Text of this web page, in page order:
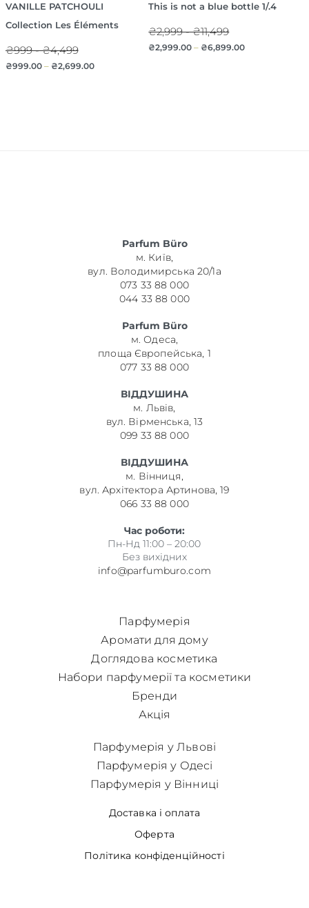
VANILLE PATCHOULI
Collection Les Éléments
₴999 - ₴4,499
₴999.00– ₴2,699.00
This is not a blue bottle 1/.4
₴2,999 - ₴11,499
₴2,999.00 – ₴6,899.00
Parfum Büro
м. Київ,
вул. Володимирська 20/1а
073 33 88 000
044 33 88 000
Parfum Büro
м. Одеса,
площа Європейська, 1
077 33 88 000
ВІДДУШИНА
м. Львів,
вул. Вірменська, 13
099 33 88 000
ВІДДУШИНА
м. Вінниця,
вул. Архітектора Артинова, 19
066 33 88 000
Час роботи:
Пн-Нд 11:00 – 20:00
Без вихідних
info@parfumburo.com
Парфумерія
Аромати для дому
Доглядова косметика
Набори парфумерії та косметики
Бренди
Акція
Доставка і оплата
Оферта
Політика конфіденційності
Парфумерія у Львові
Парфумерія у Одесі
Парфумерія у Вінниці